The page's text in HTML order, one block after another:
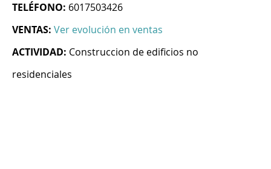
TELÉFONO: 6017503426
VENTAS: Ver evolución en ventas
ACTIVIDAD: Construccion de edificios no
residenciales